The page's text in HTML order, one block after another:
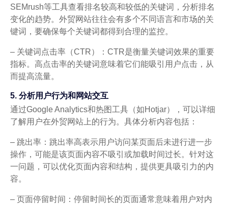
SEMrush等工具查看排名较高和较低的关键词，分析排名
变化的趋势。外贸网站往往会有多个不同语言和市场的关
键词，要确保每个关键词都得到合理的监控。
– 关键词点击率（CTR）：CTR是衡量关键词效果的重要
指标。高点击率的关键词意味着它们能吸引用户点击，从
而提高流量。
5. 分析用户行为和网站交互
通过Google Analytics和热图工具（如Hotjar），可以详细
了解用户在外贸网站上的行为。具体分析内容包括：
– 跳出率：跳出率高表示用户访问某页面后未进行进一步
操作，可能是该页面内容不吸引或加载时间过长。针对这
一问题，可以优化页面内容和结构，提供更具吸引力的内
容。
– 页面停留时间：停留时间长的页面通常意味着用户对内